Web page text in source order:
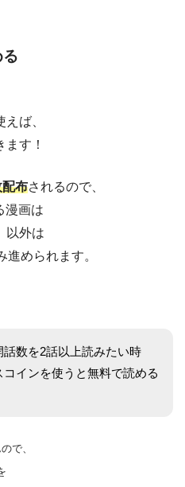
ば、
す！
布されるので、
漫画は
以外は
進められます。
話数を2話以上読みたい時
コインを使うと無料で読める
で、